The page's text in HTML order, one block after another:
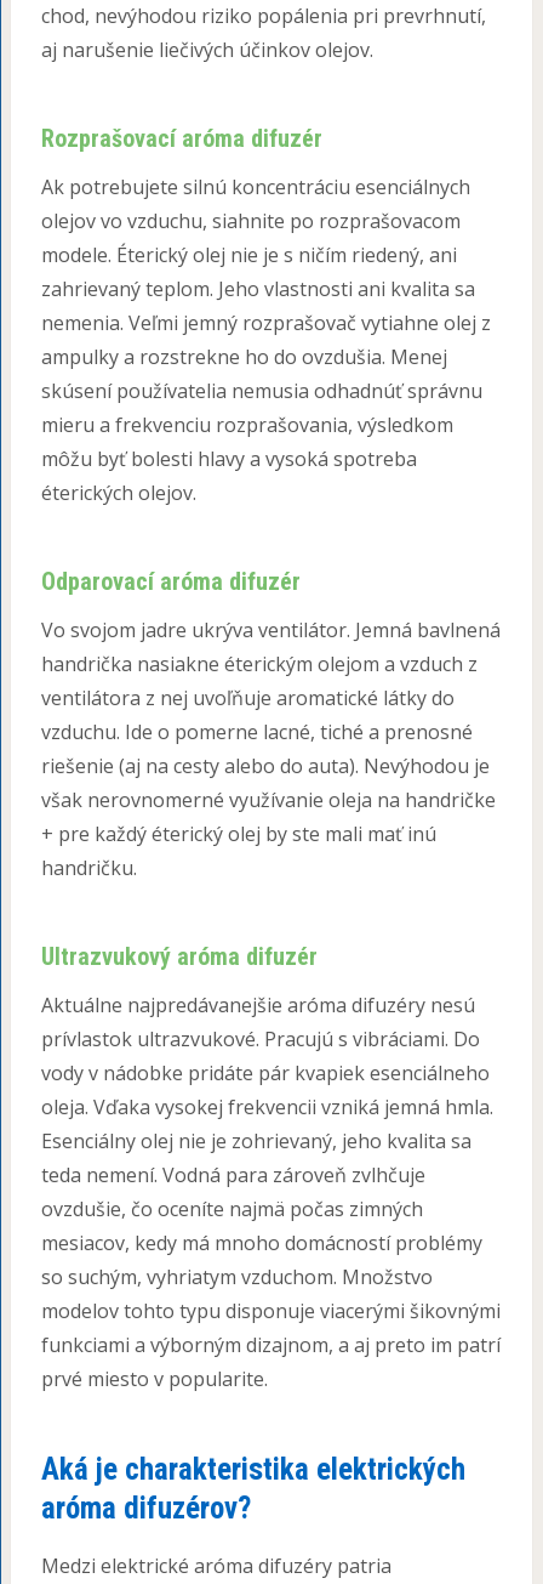
chod, nevýhodou riziko popálenia pri prevrhnutí,
aj narušenie liečivých účinkov olejov.
Rozprašovací aróma difuzér
Ak potrebujete silnú koncentráciu esenciálnych
olejov vo vzduchu, siahnite po rozprašovacom
modele. Éterický olej nie je s ničím riedený, ani
zahrievaný teplom. Jeho vlastnosti ani kvalita sa
nemenia. Veľmi jemný rozprašovač vytiahne olej z
ampulky a rozstrekne ho do ovzdušia. Menej
skúsení používatelia nemusia odhadnúť správnu
mieru a frekvenciu rozprašovania, výsledkom
môžu byť bolesti hlavy a vysoká spotreba
éterických olejov.
Odparovací aróma difuzér
Vo svojom jadre ukrýva ventilátor. Jemná bavlnená
handrička nasiakne éterickým olejom a vzduch z
ventilátora z nej uvoľňuje aromatické látky do
vzduchu. Ide o pomerne lacné, tiché a prenosné
riešenie (aj na cesty alebo do auta). Nevýhodou je
však nerovnomerné využívanie oleja na handričke
+ pre každý éterický olej by ste mali mať inú
handričku.
Ultrazvukový aróma difuzér
Aktuálne najpredávanejšie aróma difuzéry nesú
prívlastok ultrazvukové. Pracujú s vibráciami. Do
vody v nádobke pridáte pár kvapiek esenciálneho
oleja. Vďaka vysokej frekvencii vzniká jemná hmla.
Esenciálny olej nie je zohrievaný, jeho kvalita sa
teda nemení. Vodná para zároveň zvlhčuje
ovzdušie, čo oceníte najmä počas zimných
mesiacov, kedy má mnoho domácností problémy
so suchým, vyhriatym vzduchom. Množstvo
modelov tohto typu disponuje viacerými šikovnými
funkciami a výborným dizajnom, a aj preto im patrí
prvé miesto v popularite.
Aká je charakteristika elektrických
aróma difuzérov?
Medzi elektrické aróma difuzéry patria